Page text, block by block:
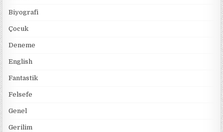
Biyografi
Çocuk
Deneme
English
Fantastik
Felsefe
Genel
Gerilim